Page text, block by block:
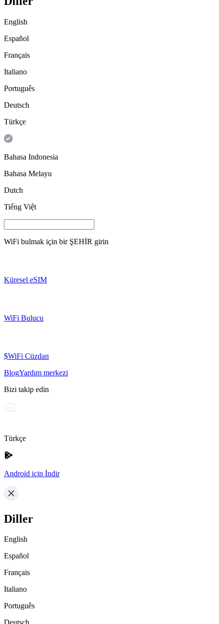
English
Español
Français
Italiano
Português
Deutsch
Türkçe
Bahasa Indonesia
Bahasa Melayu
Dutch
Tiếng Việt
WiFi bulmak için bir ŞEHİR girin
Küresel eSIM
WiFi Bulucu
$WiFi Cüzdan
BlogYardım merkezi
Bizi takip edin
Türkçe
Android için İndir
Diller
English
Español
Français
Italiano
Português